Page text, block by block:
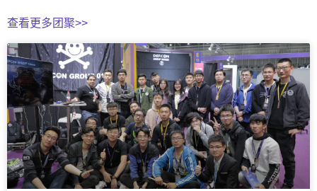
查看更多团聚>>